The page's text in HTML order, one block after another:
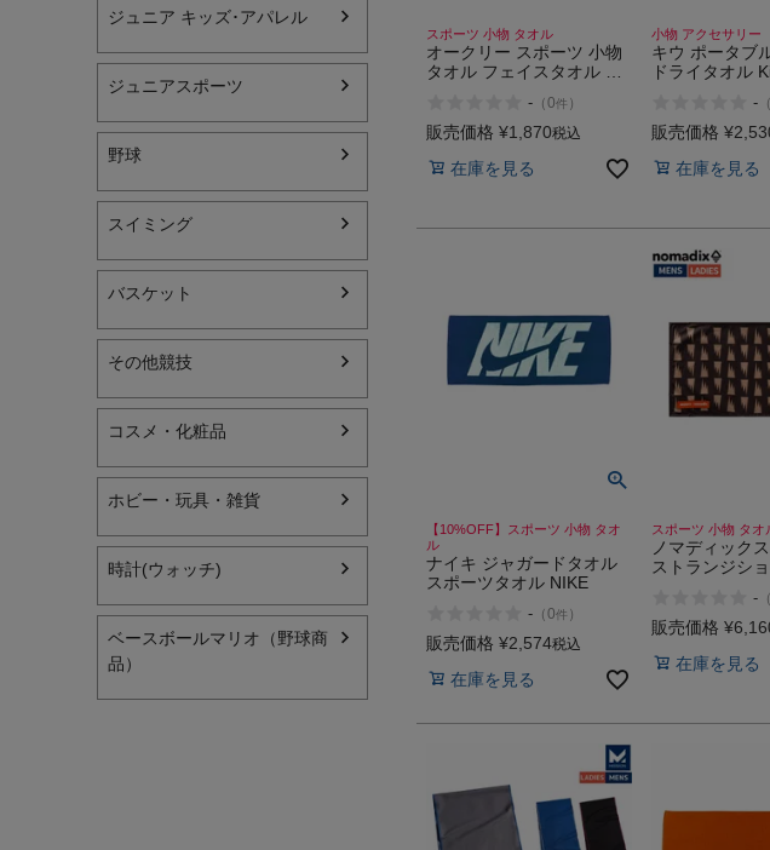
オン On
ジュニア キッズ･アパレル
ジュニアスポーツ
野球
スイミング
バスケット
その他競技
コスメ・化粧品
ホビー・玩具・雑貨
時計(ウォッチ)
ベースボールマリオ（野球商
品）
スポーツ 小物 タオル
オークリー スポーツ 小物
タオル フェイスタオル プ
100％ OAKLEY Essential
Towel 80 2.0
- （0件 ）
販売価格 ¥1,870税込
在庫を見る
小物 アクセサリー
キウ ポータブ
ドライタオル
-（
販売価格 ¥
在庫を見る
【10%OFF】スポーツ 小物 タオ
ル
ナイキ ジャガードタオル
スポーツタオル NIKE
- （0件 ）
販売価格 ¥2,574税込
在庫を見る
スポーツ 小物 タオ
ノマディック
ストランジシ
TRANSITION-（
販売価格 ¥
在庫を見る